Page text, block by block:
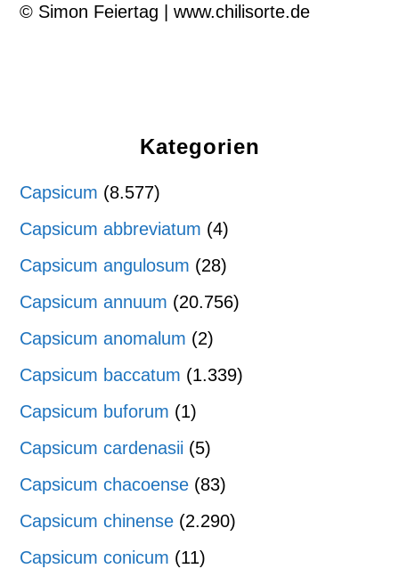
© Simon Feiertag | www.chilisorte.de
Kategorien
Capsicum (8.577)
Capsicum abbreviatum (4)
Capsicum angulosum (28)
Capsicum annuum (20.756)
Capsicum anomalum (2)
Capsicum baccatum (1.339)
Capsicum buforum (1)
Capsicum cardenasii (5)
Capsicum chacoense (83)
Capsicum chinense (2.290)
Capsicum conicum (11)